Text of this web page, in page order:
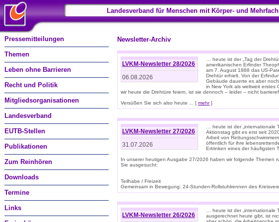
Landesverband für Menschen mit Körper- und
Pressemitteilungen
Themen
Leben ohne Barrieren
Recht und Politik
Mitgliedsorganisationen
Landesverband
EUTB-Stellen
Publikationen
Zum Reinhören
Downloads
Termine
Links
Newsletter-Archiv
LVKM-Newsletter 28/2026
06.08.2026
… heute ist der „Tag der
amerikanischen Erfinder
am 7. August 1888 das US-
Drehtür erhielt. Von der
Gebäude dauerte es aber
in New York als weltweit erstes
wir heute die Drehtüre feiern, ist sie dennoch – leider – nicht
Versüßen Sie sich also heute ... [ mehr]
LVKM-Newsletter 27/2026
31.07.2026
… heute ist der „internationale
Aktionstag gibt es erst seit
Arbeit von
öffentlich für ihre
Ertrinken eines der häufigsten
In unserer heutigen Ausgabe 27/2026 haben wir folgende Themen
Sie ausgesucht:
Teilhabe / Freizeit
Gemeinsam in Bewegung: 24-Stunden-Rollstuhlrennen des
LVKM-Newsletter 26/2026
… heute ist der „internationale
ausgerechnet heute gibt, ist